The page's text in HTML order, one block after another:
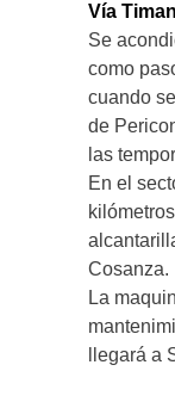
Vía
Se
como
cuando
de
las
En el
Cosanza.
La
llegará a